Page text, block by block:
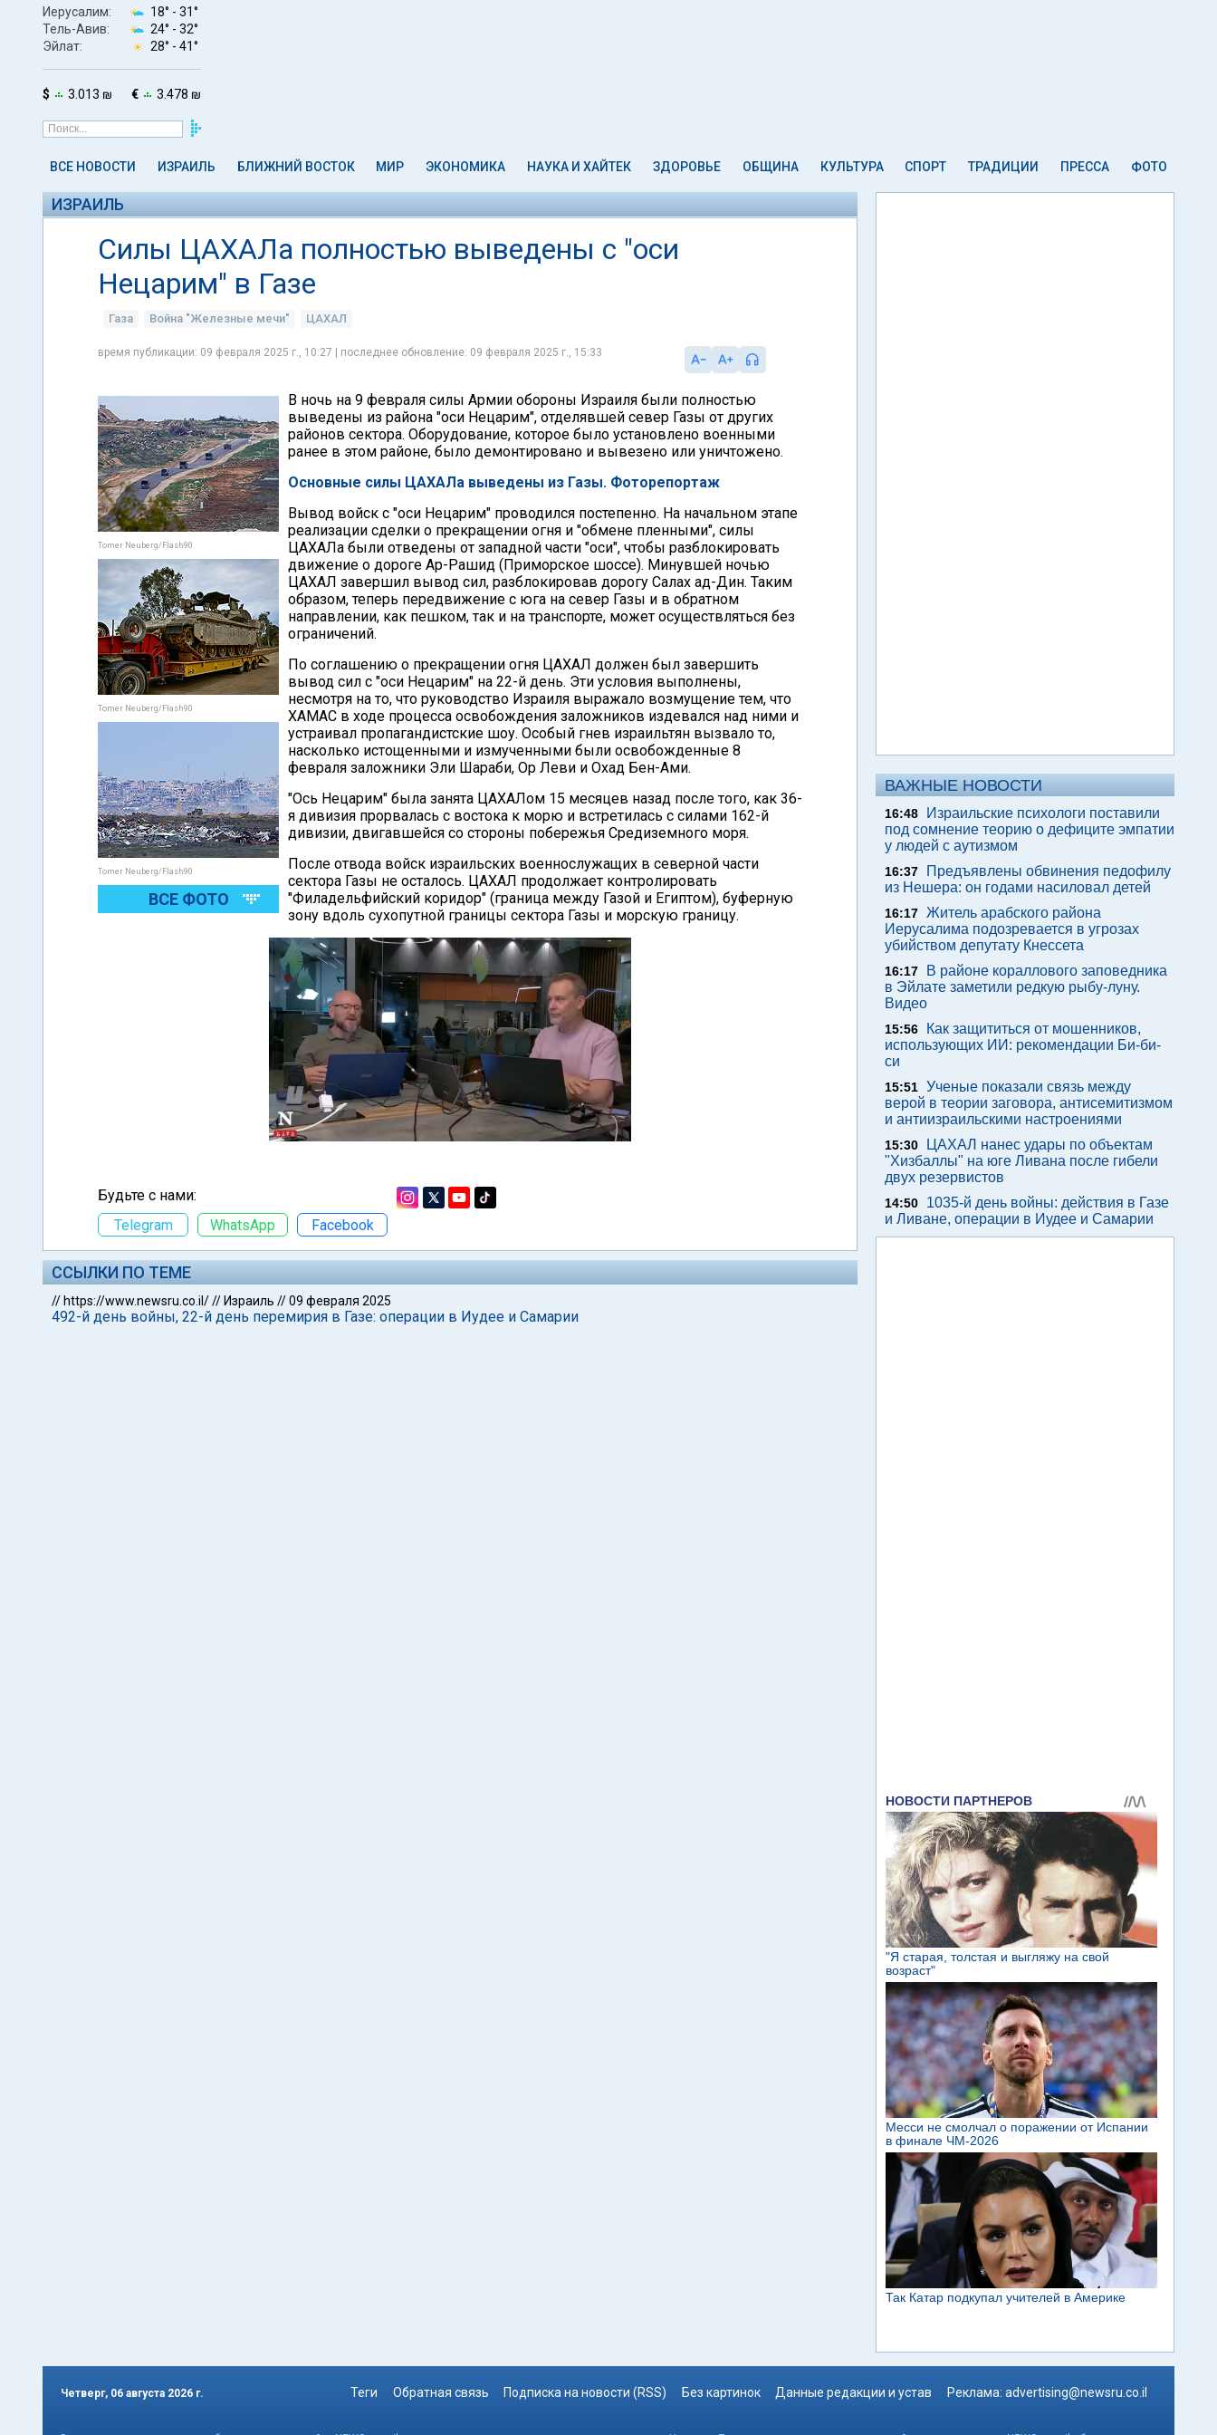
Иерусалим: 18° - 31°
Тель-Авив:
24° - 32°
Эйлат:
28° - 41°
$ 3.013 ₪ € 3.478 ₪
ВСЕ НОВОСТИ ИЗРАИЛЬ БЛИЖНИЙ ВОСТОК МИР ЭКОНОМИКА НАУКА И ХАЙТЕК ЗДОРОВЬЕ ОБЩИНА КУЛЬТУРА СПОРТ ТРАДИЦИИ ПРЕССА ФОТО
ИЗРАИЛЬ
Силы ЦАХАЛа полностью выведены с "оси
Нецарим" в Газе
Газа Война "Железные мечи" ЦАХАЛ
время публикации: 09 февраля 2025 г., 10:27 | последнее обновление: 09 февраля 2025 г., 15:33
Tomer Neuberg/Flash90
Tomer Neuberg/Flash90
Tomer Neuberg/Flash90
ВСЕ ФОТО
В ночь на 9 февраля силы Армии обороны Израиля были полностью
выведены из района "оси Нецарим", отделявшей север Газы от других
районов сектора. Оборудование, которое было установлено военными
ранее в этом районе, было демонтировано и вывезено или уничтожено.
Основные силы ЦАХАЛа выведены из Газы. Фоторепортаж
Вывод войск с "оси Нецарим" проводился постепенно. На начальном этапе
реализации сделки о прекращении огня и "обмене пленными", силы
ЦАХАЛа были отведены от западной части "оси", чтобы разблокировать
движение о дороге Ар-Рашид (Приморское шоссе). Минувшей ночью
ЦАХАЛ завершил вывод сил, разблокировав дорогу Салах ад-Дин. Таким
образом, теперь передвижение с юга на север Газы и в обратном
направлении, как пешком, так и на транспорте, может осуществляться без
ограничений.
По соглашению о прекращении огня ЦАХАЛ должен был завершить
вывод сил с "оси Нецарим" на 22-й день. Эти условия выполнены,
несмотря на то, что руководство Израиля выражало возмущение тем, что
ХАМАС в ходе процесса освобождения заложников издевался над ними и
устраивал пропагандистские шоу. Особый гнев израильтян вызвало то,
насколько истощенными и измученными были освобожденные 8
февраля заложники Эли Шараби, Ор Леви и Охад Бен-Ами.
"Ось Нецарим" была занята ЦАХАЛом 15 месяцев назад после того, как 36-
я дивизия прорвалась с востока к морю и встретилась с силами 162-й
дивизии, двигавшейся со стороны побережья Средиземного моря.
После отвода войск израильских военнослужащих в северной части
сектора Газы не осталось. ЦАХАЛ продолжает контролировать
"Филадельфийский коридор" (граница между Газой и Египтом), буферную
зону вдоль сухопутной границы сектора Газы и морскую границу.
Будьте с нами:
Telegram
WhatsApp Facebook
ССЫЛКИ ПО ТЕМЕ
// https://www.newsru.co.il/// Израиль //09 февраля 2025
492-й день войны, 22-й день перемирия в Газе: операции в Иудее и Самарии
ВАЖНЫЕ НОВОСТИ
16:48
Израильские психологи поставили
под сомнение теорию о дефиците эмпатии
у людей с аутизмом
16:37
Предъявлены обвинения педофилу
из Нешера: он годами насиловал детей
16:17 Житель арабского района
Иерусалима подозревается в угрозах
убийством депутату Кнессета
16:17
В районе кораллового заповедника
в Эйлате заметили редкую рыбу-луну.
Видео
15:56
Как защититься от мошенников,
использующих ИИ: рекомендации Би-би-
си
15:51 Ученые показали связь между
верой в теории заговора, антисемитизмом
и антиизраильскими настроениями
15:30
ЦАХАЛ нанес удары по объектам
"Хизбаллы" на юге Ливана после гибели
двух резервистов
14:50
1035-й день войны: действия в Газе
и Ливане, операции в Иудее и Самарии
Четверг, 06 августа 2026 г. Теги Обратная связь Подписка на новости (RSS) Без картинок Данные редакции и устав Реклама: advertising@newsru.co.il